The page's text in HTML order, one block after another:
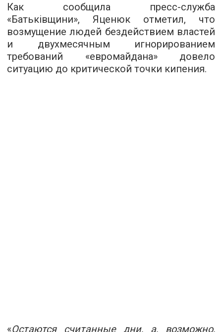
Как сообщила пресс-служба
«Батьківщини», Яценюк отметил, что
возмущение людей бездействием властей
и двухмесячным игнорированием
требований «евромайдана» довело
ситуацию до критической точки кипения.
«Остаются считанные дни, а, возможно,